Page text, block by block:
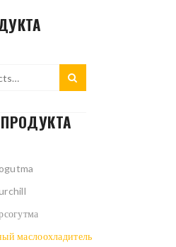
маслоохладитель